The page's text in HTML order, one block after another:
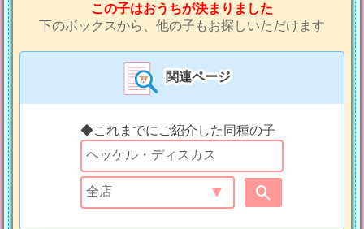
この子はおうちが決まりました
下のボックスから、他の子もお探しいただけます
関連ページ
◆これまでにご紹介した同種の子